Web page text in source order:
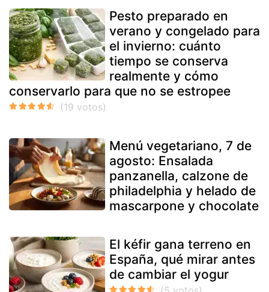
Pesto preparado en
verano y congelado para
el invierno: cuánto
tiempo se conserva
realmente y cómo
conservarlo para que no se estropee
Menú vegetariano, 7 de
agosto: Ensalada
panzanella, calzone de
philadelphia y helado de
mascarpone y chocolate
El kéfir gana terreno en
España, qué mirar antes
de cambiar el yogur